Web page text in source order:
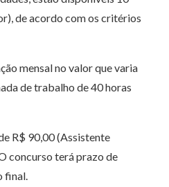
de acordo com os critérios
mensal no valor que varia
de trabalho de 40 horas
R$ 90,00 (Assistente
concurso terá prazo de
final.